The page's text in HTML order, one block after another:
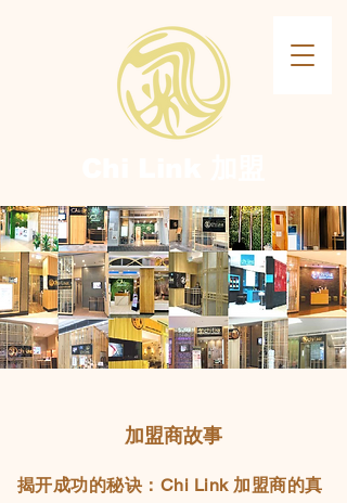
​加盟商故事
揭开成功的秘诀：Chi Link 加盟商的真